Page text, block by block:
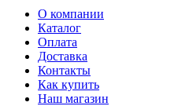
О компании
Каталог
Оплата
Доставка
Контакты
Как купить
Наш магазин